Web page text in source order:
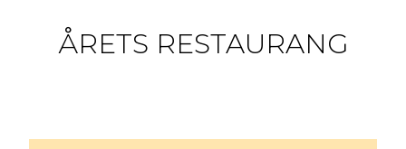
ÅRETS RESTAURANG